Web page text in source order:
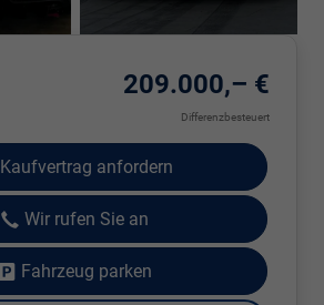
209.000,– €
Differenzbesteuert
Kaufvertrag anfordern
Wir rufen Sie an
Fahrzeug parken